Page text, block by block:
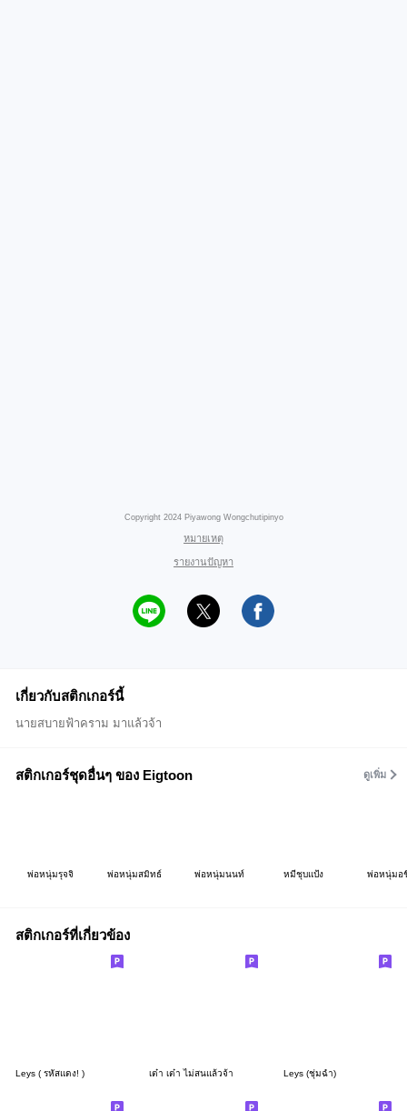
Copyright 2024 Piyawong Wongchutipinyo
หมายเหตุ
รายงานปัญหา
เกี่ยวกับสติกเกอร์นี้
นายสบายฟ้าคราม มาแล้วจ้า
สติกเกอร์ชุดอื่นๆ ของ Eigtoon ดูเพิ่ม
พ่อหนุ่มรุจจิ พ่อหนุ่มสมิทธ์ พ่อหนุ่มนนท์ หมีชุบแป้ง พ่อหนุ่มอ
สติกเกอร์ที่เกี่ยวข้อง
Leys ( รหัสแดง! ) เต๋า เต๋า ไม่สนแล้วจ้า Leys (ชุ่มฉ่ำ)